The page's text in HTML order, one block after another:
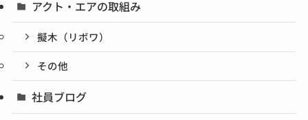
アクト・エアの取組み
擬木（リボワ）
その他
社員ブログ